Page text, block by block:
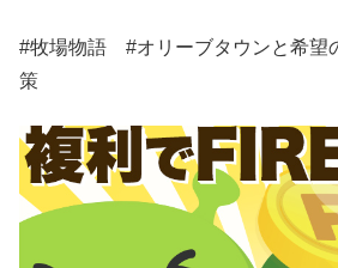
#牧場物語 #オリーブタウンと希
策